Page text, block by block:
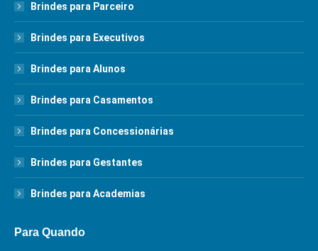
Brindes para Parceiro
Brindes para Executivos
Brindes para Alunos
Brindes para Casamentos
Brindes para Concessionárias
Brindes para Gestantes
Brindes para Academias
Para Quando